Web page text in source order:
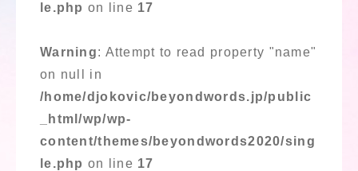
le.php on line 17
Warning: Attempt to read property "name"
on null in
/home/djokovic/beyondwords.jp/public
_html/wp/wp-
content/themes/beyondwords2020/sing
le.php on line 17